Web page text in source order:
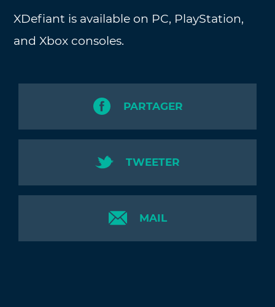
XDefiant is available on PC, PlayStation,
and Xbox consoles.
PARTAGER
TWEETER
MAIL